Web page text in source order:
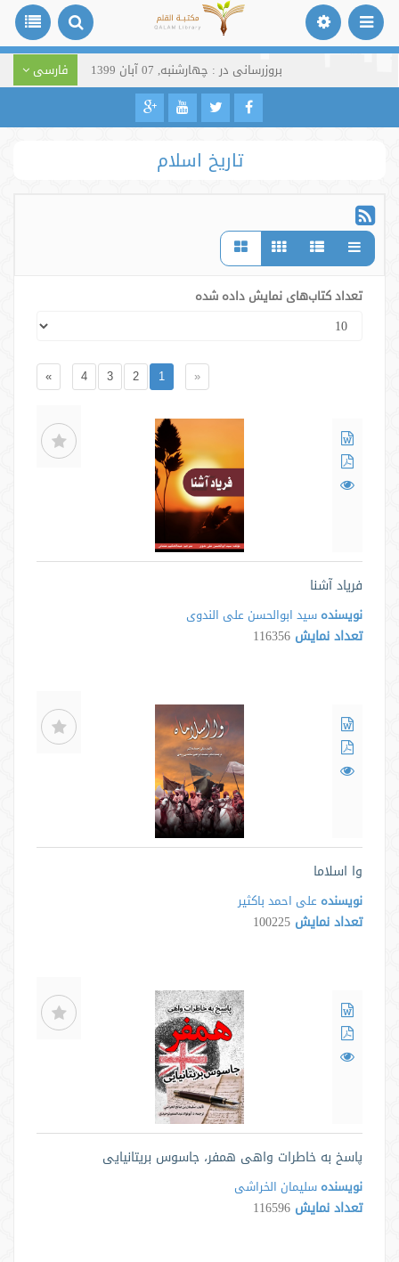
بروزرسانی در : چهارشنبه, 07 آبان 1399 فارسی
تاریخ اسلام
تعداد کتاب‌های نمایش داده شده
«
1
2
3
4
»
فریاد آشنا
نویسنده سید ابوالحسن علی الندوی
تعداد نمایش 116356
وا اسلاما
نویسنده علی احمد باکثیر
تعداد نمایش 100225
پاسخ به خاطرات واهی همفر، جاسوس بریتانیایی
نویسنده سلیمان الخراشی
تعداد نمایش 116596